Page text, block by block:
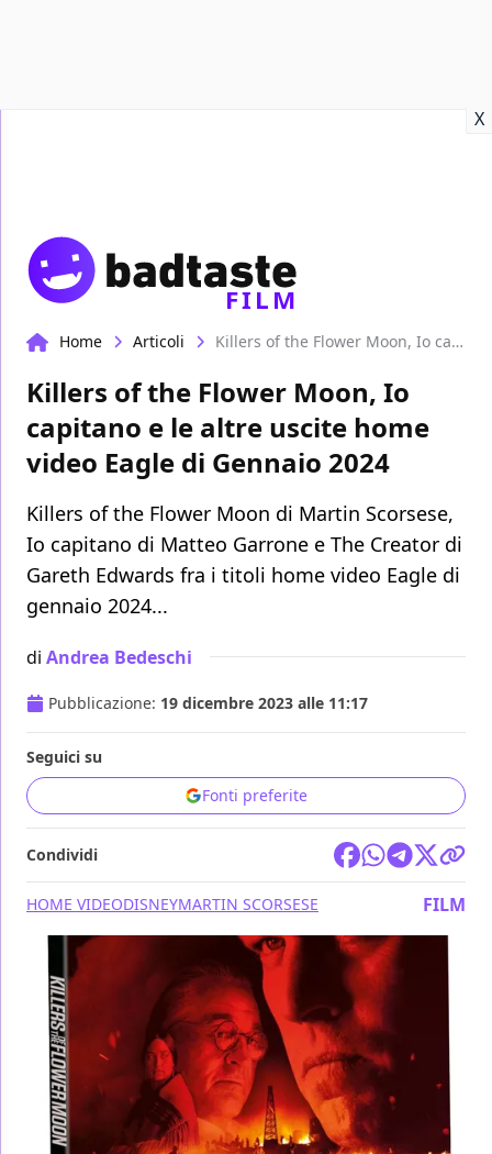
X
FILM
Home Articoli Killers of the Flower Moon, Io capitano e le altre uscite home video Eagle di Gennaio 2024
Killers of the Flower Moon, Io
capitano e le altre uscite home
video Eagle di Gennaio 2024
Killers of the Flower Moon di Martin Scorsese,
Io capitano di Matteo Garrone e The Creator di
Gareth Edwards fra i titoli home video Eagle di
gennaio 2024...
di Andrea Bedeschi
Pubblicazione: 19 dicembre 2023 alle 11:17
Seguici su
Fonti preferite
Condividi
HOME VIDEODISNEYMARTIN SCORSESE FILM